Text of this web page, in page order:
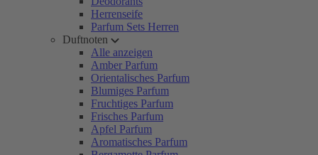
Herrenseife
Parfum Sets Herren
Duftnoten
Alle anzeigen
Amber Parfum
Orientalisches Parfum
Blumiges Parfum
Fruchtiges Parfum
Frisches Parfum
Apfel Parfum
Aromatisches Parfum